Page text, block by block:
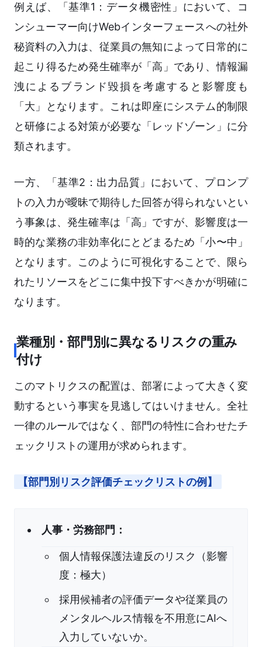
例えば、「基準1：データ機密性」において、コ
ンシューマー向けWebインターフェースへの社外
秘資料の入力は、従業員の無知によって日常的に
起こり得るため発生確率が「高」であり、情報漏
洩によるブランド毀損を考慮すると影響度も
「大」となります。これは即座にシステム的制限
と研修による対策が必要な「レッドゾーン」に分
類されます。
一方、「基準2：出力品質」において、プロンプ
トの入力が曖昧で期待した回答が得られないとい
う事象は、発生確率は「高」ですが、影響度は一
時的な業務の非効率化にとどまるため「小〜中」
となります。このように可視化することで、限ら
れたリソースをどこに集中投下すべきかが明確に
なります。
業種別・部門別に異なるリスクの重み
付け
このマトリクスの配置は、部署によって大きく変
動するという事実を見逃してはいけません。全社
一律のルールではなく、部門の特性に合わせたチ
ェックリストの運用が求められます。
【部門別リスク評価チェックリストの例】
人事・労務部門：
個人情報保護法違反のリスク（影響
度：極大）
採用候補者の評価データや従業員の
メンタルヘルス情報を不用意にAIへ
入力していないか。